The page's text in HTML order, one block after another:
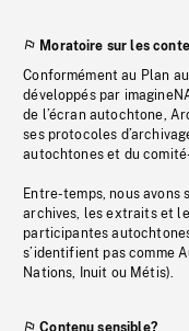
Moratoire sur les
Conformément au Plan
développés par
de l’écran autochtone,
ses protocoles
autochtones et du
Entre-temps, nous avons
archives, les extraits et
participantes
s’identifient pas comme
Nations, Inuit ou Métis).
Contenu sensible?